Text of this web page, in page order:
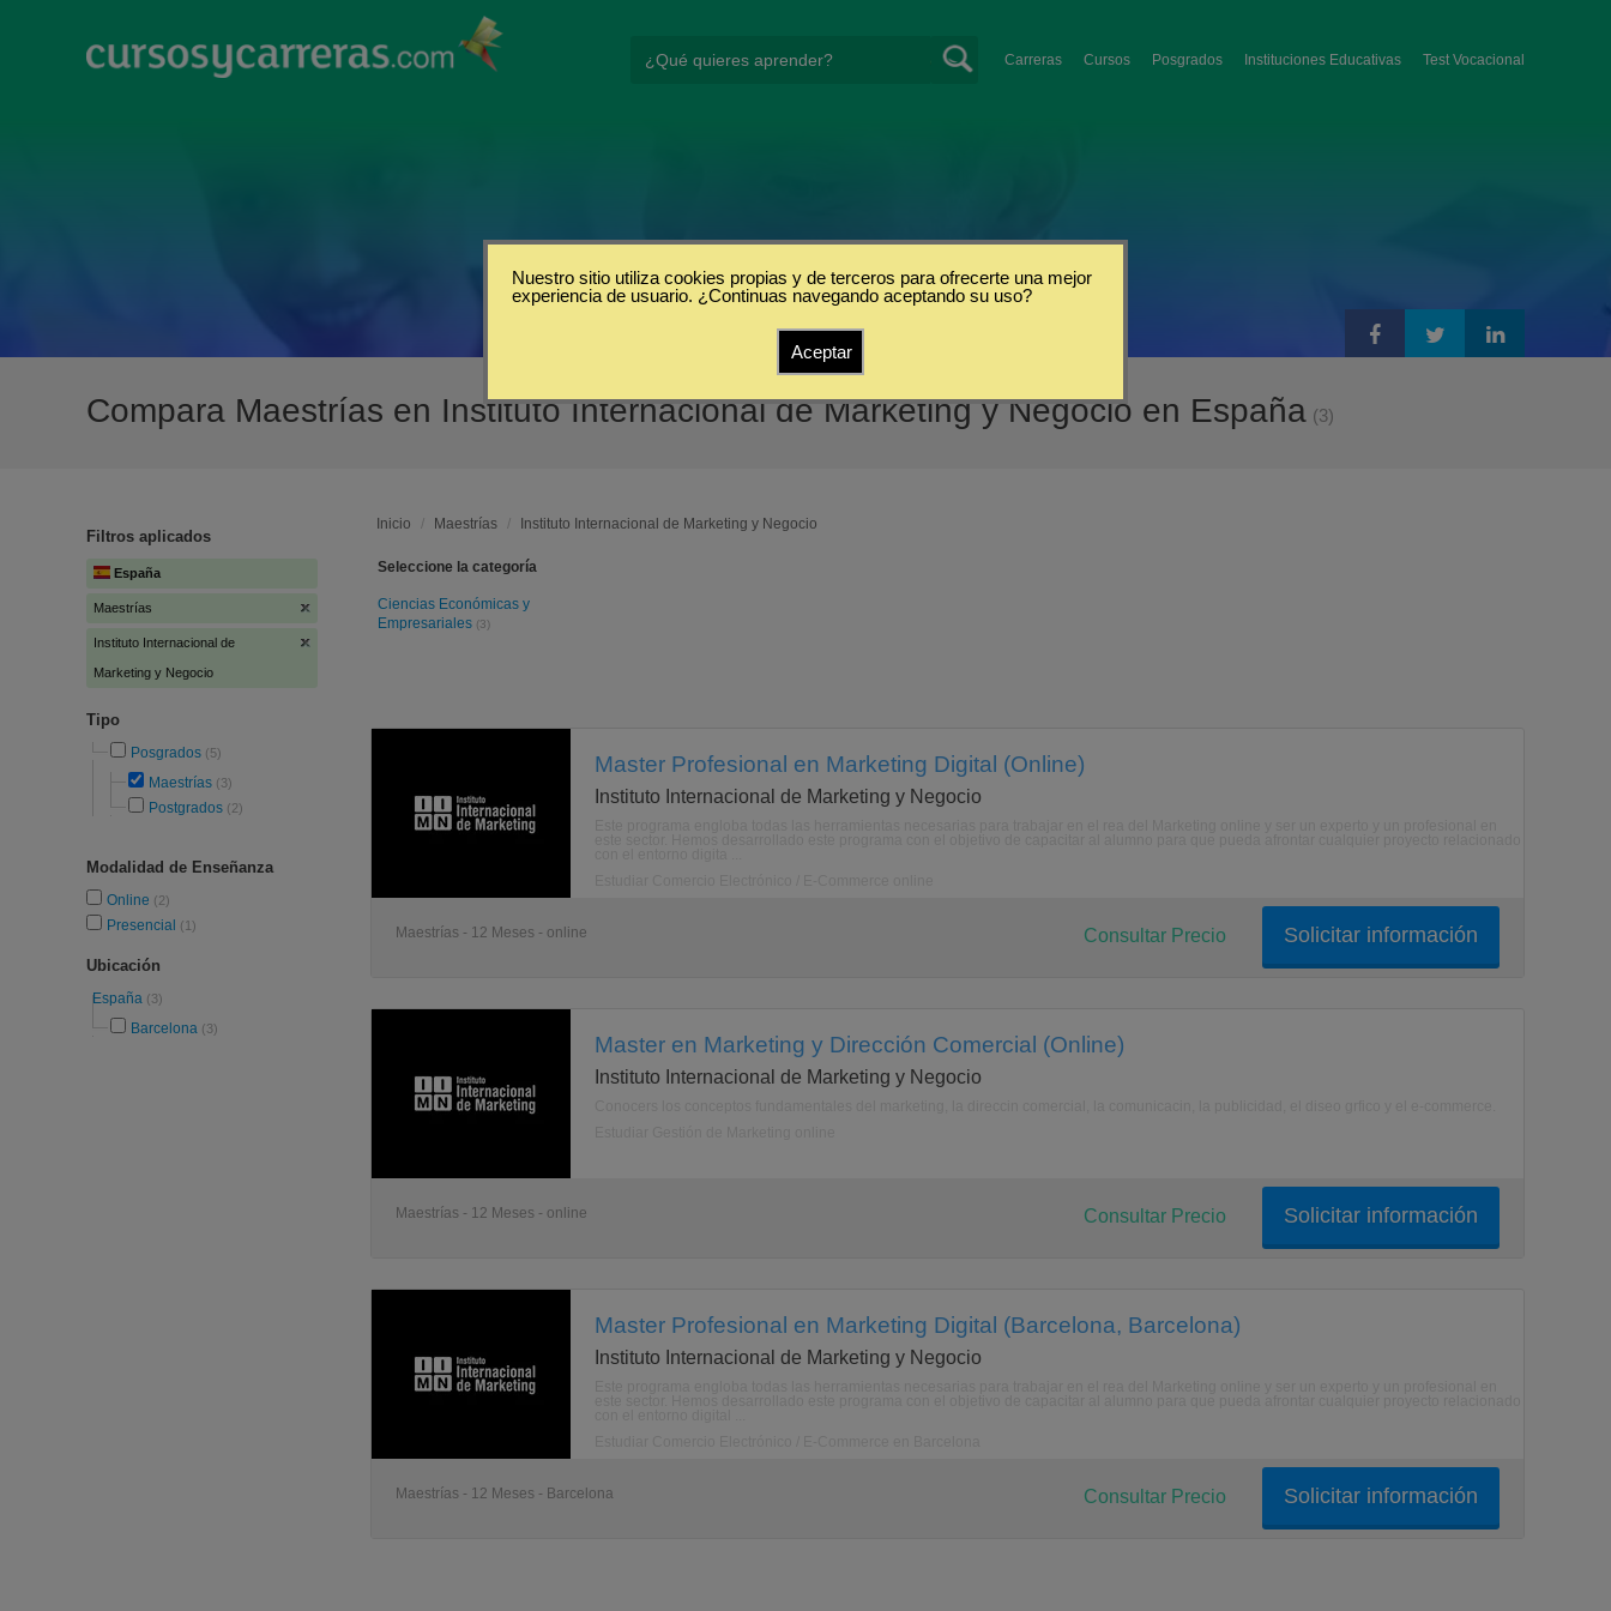
Carreras Cursos Posgrados Instituciones Educativas Test Vocacional
Compara Maestrías en Instituto Internacional de Marketing y Negocio en España (3)
Filtros aplicados
España
Maestrías
Instituto Internacional de
Marketing y Negocio
Tipo
Posgrados (5)
Maestrías (3)
Postgrados (2)
Modalidad de Enseñanza
Online (2)
Presencial (1)
Ubicación
España (3)
Barcelona (3)
Inicio / Maestrías / Instituto Internacional de Marketing y Negocio
Seleccione la categoría
Ciencias Económicas y
Empresariales (3)
Master Profesional en Marketing Digital (Online)
Instituto Internacional de Marketing y Negocio
Maestrías - 12 Meses - online Solicitar información
Consultar Precio
Master en Marketing y Dirección Comercial (Online)
Instituto Internacional de Marketing y Negocio
Maestrías - 12 Meses - online Solicitar información
Consultar Precio
Master Profesional en Marketing Digital (Barcelona, Barcelona)
Instituto Internacional de Marketing y Negocio
Maestrías - 12 Meses - Barcelona Solicitar información
Consultar Precio
Nuestro sitio utiliza cookies propias y de terceros para ofrecerte una mejor
experiencia de usuario. ¿Continuas navegando aceptando su uso?
Aceptar